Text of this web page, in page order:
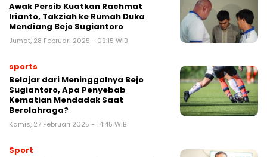
Awak Persib Kuatkan Rachmat
Irianto, Takziah ke Rumah Duka
Mendiang Bejo Sugiantoro
Jumat, 28 Februari 2025 - 09:15 WIB
sports
Belajar dari Meninggalnya Bejo
Sugiantoro, Apa Penyebab
Kematian Mendadak Saat
Berolahraga?
Kamis, 27 Februari 2025 - 14:45 WIB
Sport